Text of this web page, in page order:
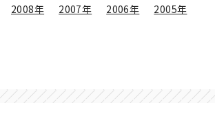
2008年
2007年 2006年 2005年